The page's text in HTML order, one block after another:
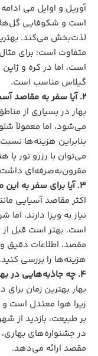
آوریل و اوایل می
است و شکوفایی گل‌ها
لذت‌بخش می‌کند.
متفاوت است؛ برای
است، اما در کره و
گیلاس مناسب است.
۲. آیا سفر به مقاصد آسیایی در بهار پرهزینه است؟
بهار در بسیاری از
می‌شود، اما معمولاً
بنابراین هزینه‌ها
می‌توان با رزرو تور
مقرون‌به‌صرفه‌ای
۳. آیا برای سفر به این مقاصد نیاز به ویزا دارم؟
اکثر مقاصد آسیایی
نیاز به ویزا دارند،
است. بهتر است قبل
مقصد، اطلاعات دقیق و
هزینه‌ها را بررسی کنید.
۴. چه جاذبه‌هایی در بهار برای بازدید مناسب‌تر هستند؟
بهار بهترین زمان
زیرا هوا معتدل است و
بر طبیعت، بازدید از
در جشنواره‌های
مقصد ارائه می‌دهد.